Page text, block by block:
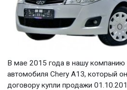
В мае 2015 года в нашу
автомобиля Chery А13, который
договору купли продажи